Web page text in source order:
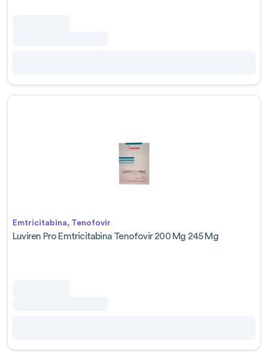
Emtricitabina, Tenofovir
Luviren Pro Emtricitabina Tenofovir 200 Mg 245 Mg